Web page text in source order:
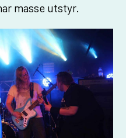
masse utstyr.